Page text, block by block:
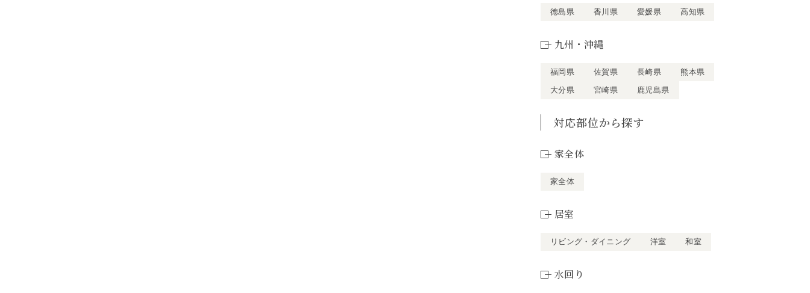
徳島県 香川県 愛媛県 高知県
九州・沖縄
福岡県 佐賀県 長崎県
熊本県
大分県
宮崎県 鹿児島県
対応部位から探す
家全体
家全体
居室
リビング・ダイニング 洋室 和室
水回り